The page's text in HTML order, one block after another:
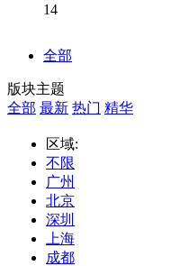
14
全部
版块主题
全部 最新 热门 精华
区域:
不限
广州
北京
深圳
上海
成都